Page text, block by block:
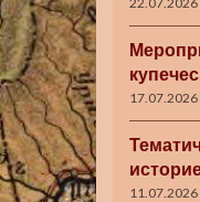
17.07.2026
11.07.2026